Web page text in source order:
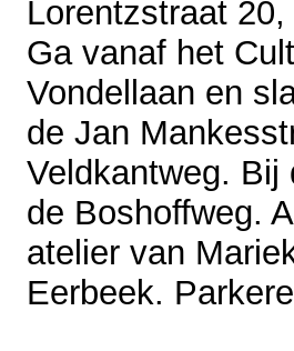
Lorentzstraat
Ga vanaf het
Vondellaan en
de Jan
Veldkantweg.
de Boshoffweg.
atelier van
Eerbeek.